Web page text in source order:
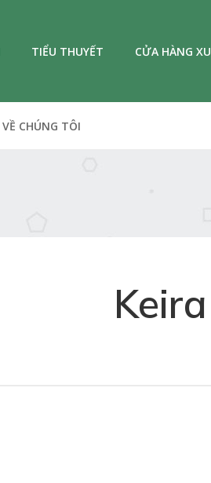
TIỂU THUYẾT CỬA HÀNG XU
VỀ CHÚNG TÔI
Keira